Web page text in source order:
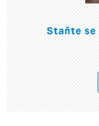
Staňte